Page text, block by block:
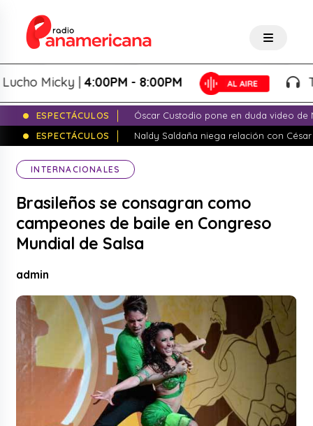
Micky |4:00PM - 8:00PM
ESPECTÁCULOS
Óscar Custodio pone en duda video de
ESPECTÁCULOS
Naldy Saldaña niega relación con
INTERNACIONALES
Brasileños se consagran como
campeones de baile en Congreso
Mundial de Salsa
admin